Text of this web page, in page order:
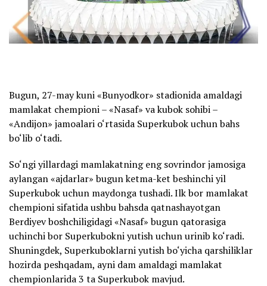
Bugun, 27-may kuni «Bunyodkor» stadionida amaldagi
mamlakat chempioni – «Nasaf» va kubok sohibi –
«Andijon» jamoalari o‘rtasida Superkubok uchun bahs
bo‘lib o‘tadi.
So‘ngi yillardagi mamlakatning eng sovrindor jamosiga
aylangan «ajdarlar» bugun ketma-ket beshinchi yil
Superkubok uchun maydonga tushadi. Ilk bor mamlakat
chempioni sifatida ushbu bahsda qatnashayotgan
Berdiyev boshchiligidagi «Nasaf» bugun qatorasiga
uchinchi bor Superkubokni yutish uchun urinib ko‘radi.
Shuningdek, Superkuboklarni yutish bo‘yicha qarshiliklar
hozirda peshqadam, ayni dam amaldagi mamlakat
chempionlarida 3 ta Superkubok mavjud.